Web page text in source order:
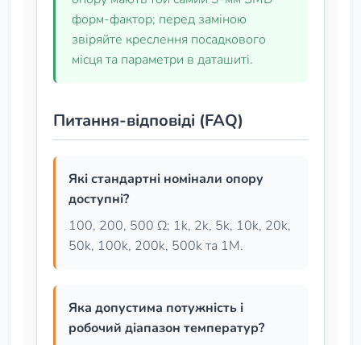
форм‑фактор; перед заміною
звіряйте креслення посадкового
місця та параметри в даташиті.
Питання-відповіді (FAQ)
Які стандартні номінали опору
доступні?
100, 200, 500 Ω; 1k, 2k, 5k, 10k, 20k,
50k, 100k, 200k, 500k та 1M.
Яка допустима потужність і
робочий діапазон температур?